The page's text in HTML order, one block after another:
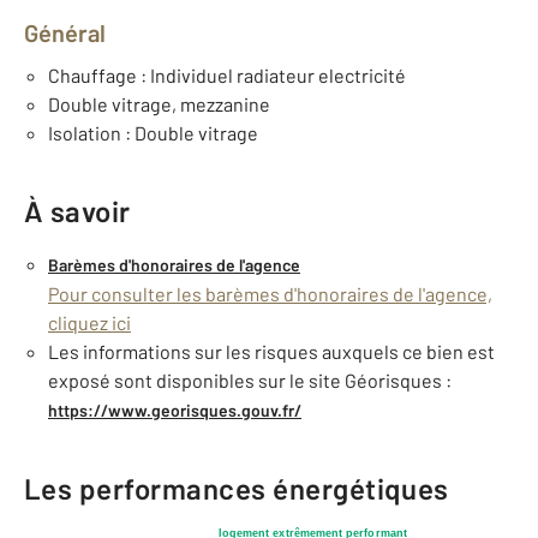
Général
Chauffage : Individuel radiateur electricité
Double vitrage, mezzanine
Isolation : Double vitrage
À savoir
Barèmes d'honoraires de l'agence
Pour consulter les barèmes d'honoraires de l'agence,
cliquez ici
Les informations sur les risques auxquels ce bien est
exposé sont disponibles sur le site Géorisques :
https://www.georisques.gouv.fr/
Les performances énergétiques
logement extrêmement performant